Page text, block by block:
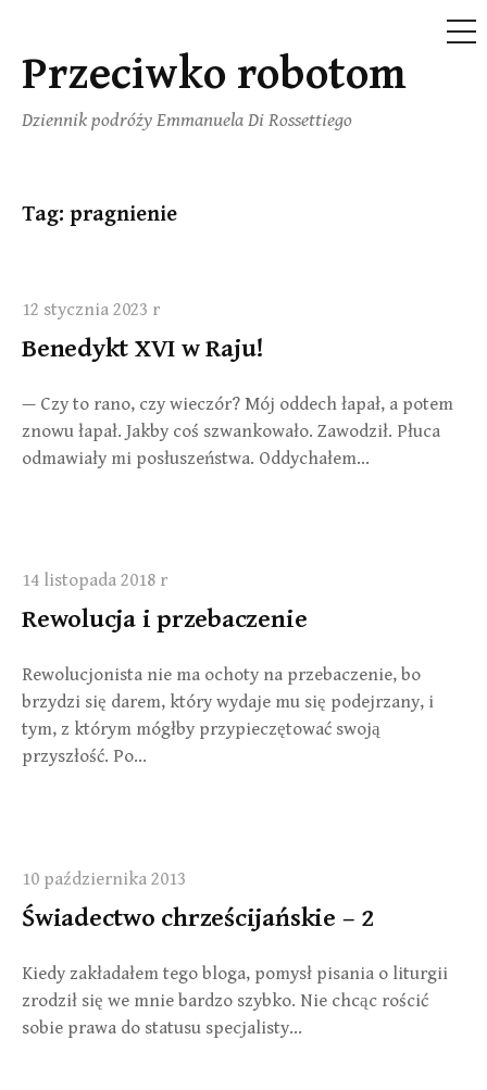
Przejdź
do
treści
Przeciwko robotom
Dziennik podróży Emmanuela Di Rossettiego
Tag: pragnienie
12 stycznia 2023 r
Benedykt XVI w Raju!
— Czy to rano, czy wieczór? Mój oddech łapał, a potem
znowu łapał. Jakby coś szwankowało. Zawodził. Płuca
odmawiały mi posłuszeństwa. Oddychałem...
14 listopada 2018 r
Rewolucja i przebaczenie
Rewolucjonista nie ma ochoty na przebaczenie, bo
brzydzi się darem, który wydaje mu się podejrzany, i
tym, z którym mógłby przypieczętować swoją
przyszłość. Po...
10 października 2013
Świadectwo chrześcijańskie – 2
Kiedy zakładałem tego bloga, pomysł pisania o liturgii
zrodził się we mnie bardzo szybko. Nie chcąc rościć
sobie prawa do statusu specjalisty...